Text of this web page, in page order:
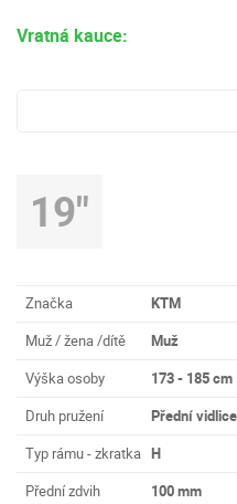
Vratná kauce:
19"
Značka
KTM
Muž / žena /dítě
Muž
Výška osoby
173 - 185 cm
Druh pružení
Přední vidlice
Typ rámu - zkratka H
Přední zdvih
100 mm